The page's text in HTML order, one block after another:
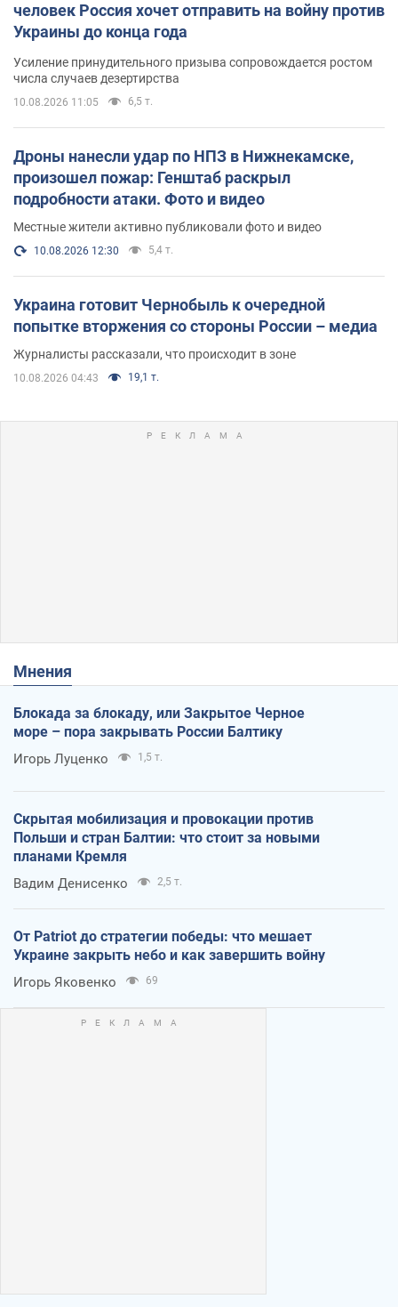
человек Россия хочет отправить на войну против
Украины до конца года
Усиление принудительного призыва сопровождается ростом
числа случаев дезертирства
10.08.2026 11:05 6,5 т.
Дроны нанесли удар по НПЗ в Нижнекамске,
произошел пожар: Генштаб раскрыл
подробности атаки. Фото и видео
Местные жители активно публиковали фото и видео
10.08.2026 12:30 5,4 т.
Украина готовит Чернобыль к очередной
попытке вторжения со стороны России – медиа
Журналисты рассказали, что происходит в зоне
10.08.2026 04:43 19,1 т.
Мнения
Блокада за блокаду, или Закрытое Черное
море – пора закрывать России Балтику
Игорь Луценко 1,5 т.
Скрытая мобилизация и провокации против
Польши и стран Балтии: что стоит за новыми
планами Кремля
Вадим Денисенко 2,5 т.
От Patriot до стратегии победы: что мешает
Украине закрыть небо и как завершить войну
Игорь Яковенко 69